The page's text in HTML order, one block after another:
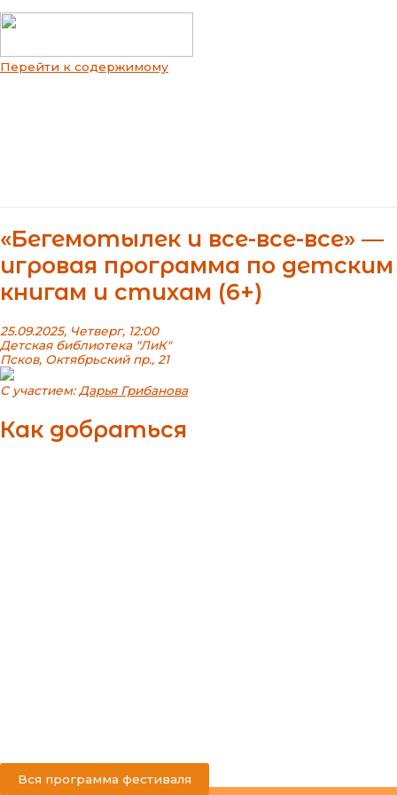
Перейти к содержимому
«Бегемотылек и все-все-все» —
игровая программа по детским
книгам и стихам (6+)
25.09.2025, Четверг, 12:00
Детская библиотека "ЛиК"
Псков, Октябрьский пр., 21
С участием:Дарья Грибанова
Как добраться
Вся программа фестиваля